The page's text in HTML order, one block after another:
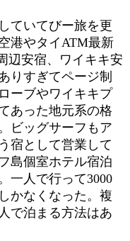
ていてびー旅を更
港やタイATM最新
辺安宿、ワイキキ安
りすぎてページ制
ーブやワイキキプ
あった地元系の格
ビッグサーフもア
宿として営業して
島個室ホテル宿泊
一人で行って3000
かなくなった。複
で泊まる方法はあ